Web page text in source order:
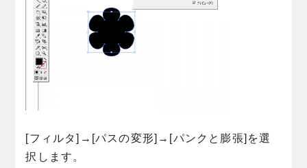
[フィルタ]→[パスの変形]→[パンクと膨張]を選
択します。